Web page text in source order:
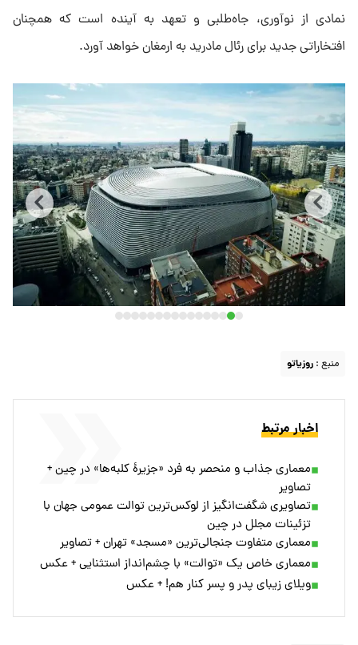
نمادی از نوآوری، جاه‌طلبی و تعهد به آینده است که همچنان
افتخاراتی جدید برای رئال مادرید به ارمغان خواهد آورد.
منبع : روزیاتو
اخبار مرتبط
معماری جذاب و منحصر به فرد «جزیرۀ کلبه‌ها» در چین +
تصاویر
تصاویری شگفت‌انگیز از لوکس‌ترین توالت‌ عمومی جهان با
تزئینات مجلل در چین
معماری متفاوت جنجالی‌ترین «مسجد» تهران + تصاویر
معماری خاص یک «توالت» با چشم‌انداز استثنایی + عکس
ویلای زیبای پدر و پسر کنار هم! + عکس